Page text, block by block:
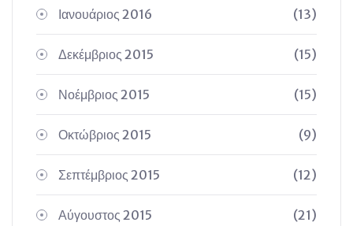
Ιανουάριος 2016 (13)
Δεκέμβριος 2015 (15)
Νοέμβριος 2015 (15)
Οκτώβριος 2015 (9)
Σεπτέμβριος 2015 (12)
Αύγουστος 2015 (21)